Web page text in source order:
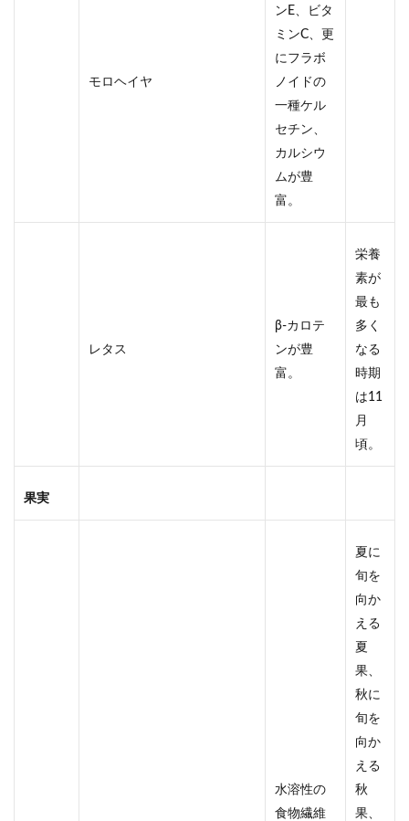
モロヘイヤ
ンE、ビタ
ミンC、更
にフラボ
ノイドの
一種ケル
セチン、
カルシウ
ムが豊
富。
レタス
β-カロテ
ンが豊
富。
栄養
素が
最も
多く
なる
時期
は11
月
頃。
果実
水溶性の
食物繊維
夏に
旬を
向か
える
夏
果、
秋に
旬を
向か
える
秋
果、